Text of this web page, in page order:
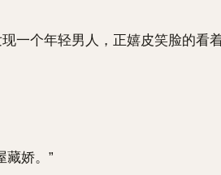
一个年轻男人，正嬉皮笑脸的看
娇。”